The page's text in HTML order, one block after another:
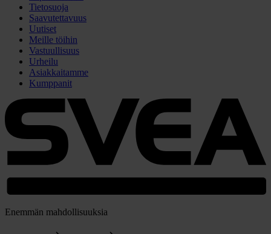
Tietosuoja
Saavutettavuus
Uutiset
Meille töihin
Vastuullisuus
Urheilu
Asiakkaitamme
Kumppanit
Enemmän mahdollisuuksia